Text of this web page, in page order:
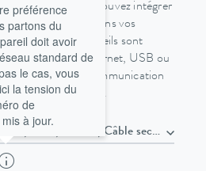
modulaire, vous pouvez intégrer
process Integral dans vos
Les appareils sont
telles que Ethernet, USB ou
protocoles de communication
via des modules.
400 V; 3/PE; 50 Hz & 460 V; 3/
préférence
partons du
doit avoir
standard de
le cas, vous
la tension du
de
à jour.